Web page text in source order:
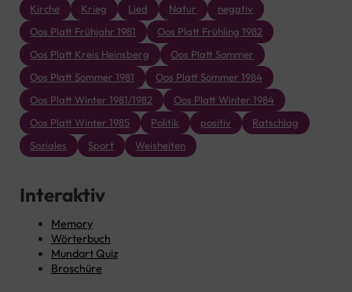
Kirche
Krieg Lied Natur
negativ
Oos Platt Frühjahr 1981
Oos Platt Frühling 1982
Oos Platt Kreis Heinsberg
Oos Platt Sommer
Oos Platt Sommer 1981
Oos Platt Sommer 1984
Oos Platt Winter 1981/1982
Oos Platt Winter 1984
Oos Platt Winter 1985
Politik positiv
Ratschlag
Soziales
Sport Weisheiten
Interaktiv
Memory
Wörterbuch
Mundart Quiz
Broschüre